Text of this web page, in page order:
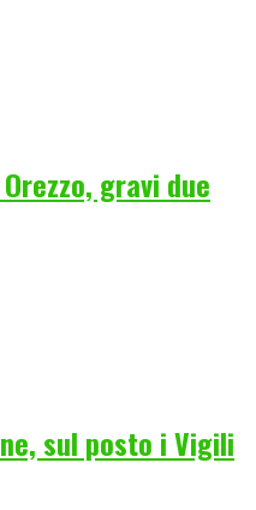
gravi due
sul posto i Vigili